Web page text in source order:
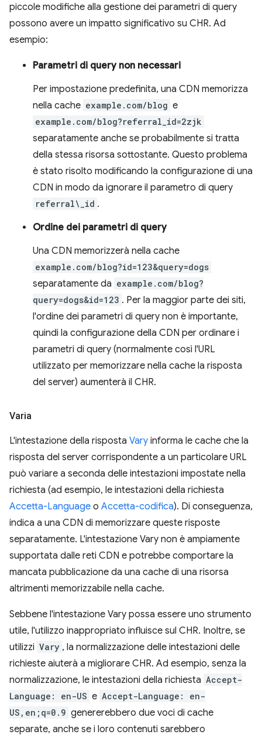
piccole modifiche alla gestione dei parametri di query
possono avere un impatto significativo su CHR. Ad
esempio:
Parametri di query non necessari
Per impostazione predefinita, una CDN memorizza
nella cache example.com/blog e
example.com/blog?referral_id=2zjk
separatamente anche se probabilmente si tratta
della stessa risorsa sottostante. Questo problema
è stato risolto modificando la configurazione di una
CDN in modo da ignorare il parametro di query
referral\_id .
Ordine dei parametri di query
Una CDN memorizzerà nella cache
example.com/blog?id=123&query=dogs
separatamente da example.com/blog?
query=dogs&id=123 . Per la maggior parte dei siti,
l'ordine dei parametri di query non è importante,
quindi la configurazione della CDN per ordinare i
parametri di query (normalmente così l'URL
utilizzato per memorizzare nella cache la risposta
del server) aumenterà il CHR.
Varia
L'intestazione della risposta Vary informa le cache che la
risposta del server corrispondente a un particolare URL
può variare a seconda delle intestazioni impostate nella
richiesta (ad esempio, le intestazioni della richiesta
Accetta-Language o Accetta-codifica). Di conseguenza,
indica a una CDN di memorizzare queste risposte
separatamente. L'intestazione Vary non è ampiamente
supportata dalle reti CDN e potrebbe comportare la
mancata pubblicazione da una cache di una risorsa
altrimenti memorizzabile nella cache.
Sebbene l'intestazione Vary possa essere uno strumento
utile, l'utilizzo inappropriato influisce sul CHR. Inoltre, se
utilizzi Vary , la normalizzazione delle intestazioni delle
richieste aiuterà a migliorare CHR. Ad esempio, senza la
normalizzazione, le intestazioni della richiesta Accept-
Language: en-US e Accept-Language: en-
US,en;q=0.9 genererebbero due voci di cache
separate, anche se i loro contenuti sarebbero